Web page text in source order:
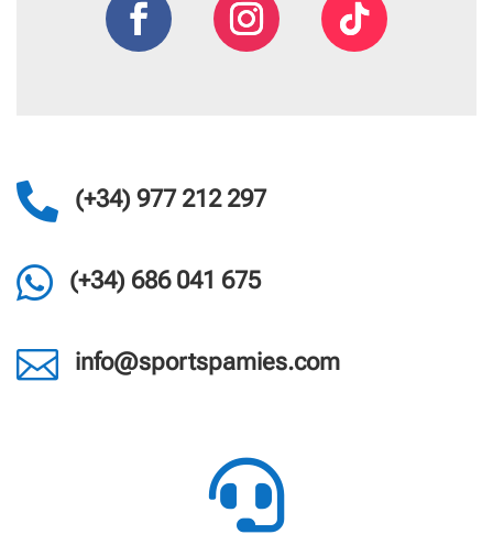
 (+34) 977 212 297
 (+34) 686 041 675
 info@sportspamies.com
